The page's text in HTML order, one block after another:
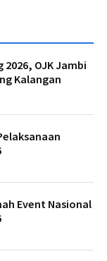
OJK Jambi
Kalangan
Event Nasional